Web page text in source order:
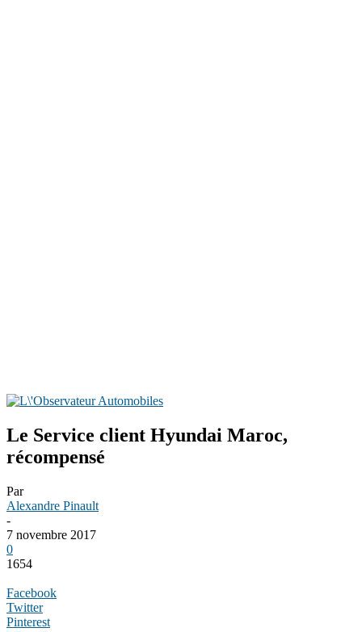
Le Service client Hyundai Maroc,
récompensé
Par
Alexandre Pinault
-
7 novembre 2017
0
1654
Facebook
Twitter
Pinterest